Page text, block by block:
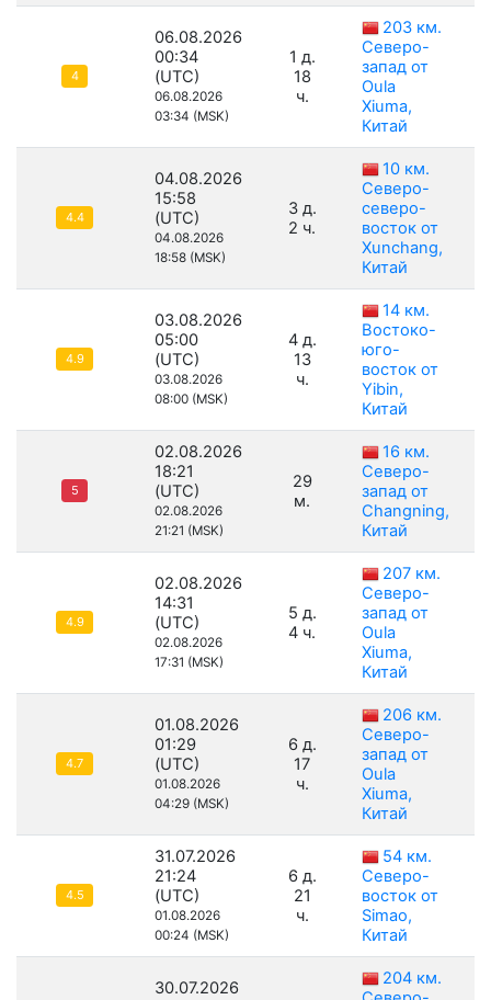
4
06.08.2026
00:34
(UTC)
06.08.2026
03:34 (MSK)
1 д.
18
ч.
203 км.
Северо-
запад от
Oula
Xiuma,
Китай
4.4
04.08.2026
15:58
(UTC)
04.08.2026
18:58 (MSK)
3 д.
2 ч.
10 км.
Северо-
северо-
восток от
Xunchang,
Китай
4.9
03.08.2026
05:00
(UTC)
03.08.2026
08:00 (MSK)
4 д.
13
ч.
14 км.
Востоко-
юго-
восток от
Yibin,
Китай
5
02.08.2026
18:21
(UTC)
02.08.2026
21:21 (MSK)
29
м.
16 км.
Северо-
запад от
Changning,
Китай
4.9
02.08.2026
14:31
(UTC)
02.08.2026
17:31 (MSK)
5 д.
4 ч.
207 км.
Северо-
запад от
Oula
Xiuma,
Китай
4.7
01.08.2026
01:29
(UTC)
01.08.2026
04:29 (MSK)
6 д.
17
ч.
206 км.
Северо-
запад от
Oula
Xiuma,
Китай
4.5
31.07.2026
21:24
(UTC)
01.08.2026
00:24 (MSK)
6 д.
21
ч.
54 км.
Северо-
восток от
Simao,
Китай
30.07.2026
204 км.